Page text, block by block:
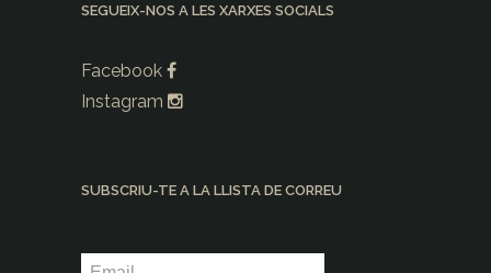
SEGUEIX-NOS A LES XARXES SOCIALS
Facebook
Instagram
SUBSCRIU-TE A LA LLISTA DE CORREU